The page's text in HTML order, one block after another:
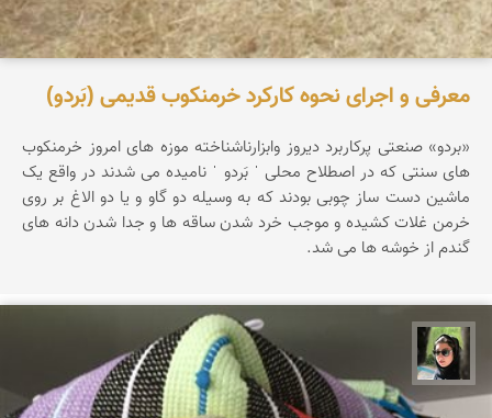
معرفی و اجرای نحوه کارکرد خرمنکوب قدیمی (بَردو)
«بردو» صنعتی پرکاربرد دیروز وابزارناشناخته موزه های امروز خرمنکوب
های سنتی که در اصطلاح محلی ˈ بَردو ˈ نامیده می شدند در واقع یک
ماشین دست ساز چوبی بودند که به وسیله دو گاو و یا دو الاغ بر روی
خرمن غلات کشیده و موجب خرد شدن ساقه ها و جدا شدن دانه های
گندم از خوشه ها می شد.